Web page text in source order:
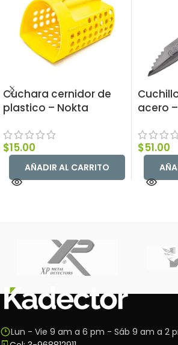
Cuchara cernidor de
plastico – Nokta
$15.00
AÑADIR AL CARRITO
acero
$51.00
Lun - Vie 9 am a 6 pm - Sáb 9 am a 2